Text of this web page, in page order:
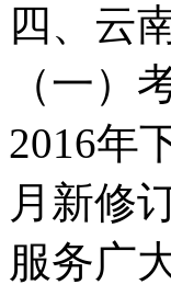
四、云
（一）
2016年
月新修
服务广